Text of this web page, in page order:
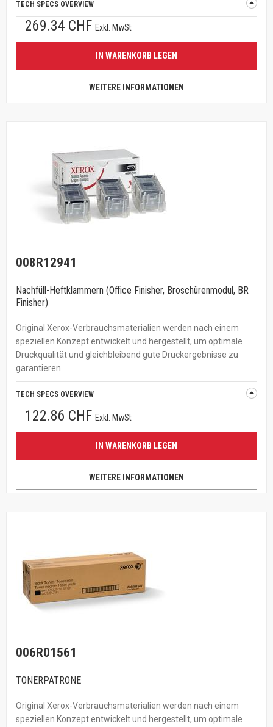
TECH SPECS OVERVIEW
269.34 CHF Exkl. MwSt
IN WARENKORB LEGEN
WEITERE INFORMATIONEN
008R12941
Nachfüll-Heftklammern (Office Finisher, Broschürenmodul, BR
Finisher)
Original Xerox-Verbrauchsmaterialien werden nach einem
speziellen Konzept entwickelt und hergestellt, um optimale
Druckqualität und gleichbleibend gute Druckergebnisse zu
garantieren.
TECH SPECS OVERVIEW
122.86 CHF Exkl. MwSt
IN WARENKORB LEGEN
WEITERE INFORMATIONEN
006R01561
TONERPATRONE
Original Xerox-Verbrauchsmaterialien werden nach einem
speziellen Konzept entwickelt und hergestellt, um optimale